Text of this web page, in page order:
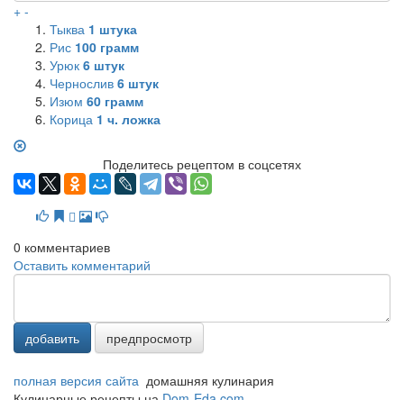
+ -
Тыква 1 штука
Рис 100 грамм
Урюк 6 штук
Чернослив 6 штук
Изюм 60 грамм
Корица 1 ч. ложка
Поделитесь рецептом в соцсетях
0 комментариев
Оставить комментарий
добавить предпросмотр
полная версия сайта домашняя кулинария